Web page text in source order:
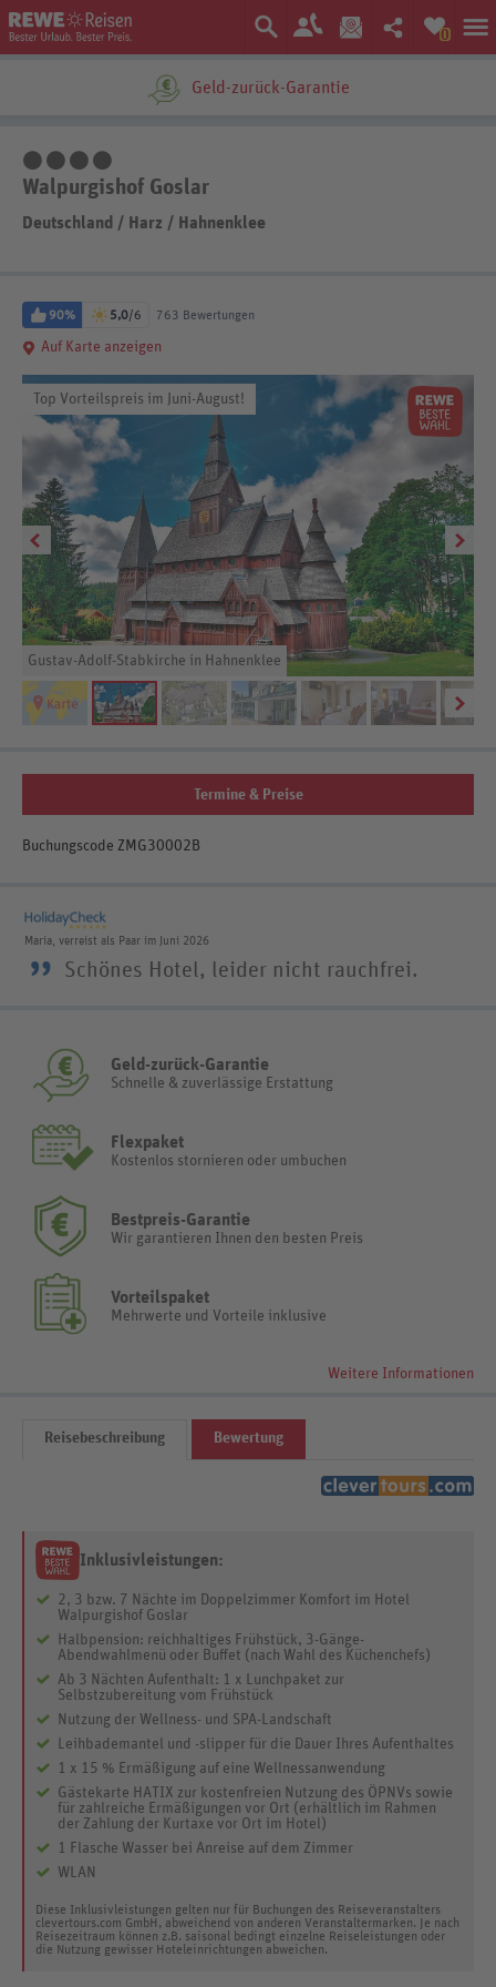
0
Geld-zurück-Garantie
Ein Unternehmen der
Walpurgishof Goslar
Deutschland / Harz / Hahnenklee
90% 5,0/6 763 Bewertungen
Auf Karte anzeigen
Top Vorteilspreis im Juni-August!
Gustav-Adolf-Stabkirche in Hahnenklee
Termine & Preise
Buchungscode ZMG30002B
Maria, verreist als Paar im Juni 2026
” Schönes Hotel, leider nicht rauchfrei.
Geld-zurück-Garantie
Schnelle & zuverlässige Erstattung
Flexpaket
Kostenlos stornieren oder umbuchen
Bestpreis-Garantie
Wir garantieren Ihnen den besten Preis
Vorteilspaket
Mehrwerte und Vorteile inklusive
Weitere Informationen
Reisebeschreibung Bewertung
Inklusivleistungen:
2, 3 bzw. 7 Nächte im Doppelzimmer Komfort im Hotel
Walpurgishof Goslar
Halbpension: reichhaltiges Frühstück, 3-Gänge-
Abendwahlmenü oder Buffet (nach Wahl des Küchenchefs)
Ab 3 Nächten Aufenthalt: 1 x Lunchpaket zur
Selbstzubereitung vom Frühstück
Nutzung der Wellness- und SPA-Landschaft
Leihbademantel und -slipper für die Dauer Ihres Aufenthaltes
1 x 15 % Ermäßigung auf eine Wellnessanwendung
Gästekarte HATIX zur kostenfreien Nutzung des ÖPNVs sowie
für zahlreiche Ermäßigungen vor Ort (erhältlich im Rahmen
der Zahlung der Kurtaxe vor Ort im Hotel)
1 Flasche Wasser bei Anreise auf dem Zimmer
WLAN
Diese Inklusivleistungen gelten nur für Buchungen des Reiseveranstalters
clevertours.com GmbH, abweichend von anderen Veranstaltermarken. Je nach
Reisezeitraum können z.B. saisonal bedingt einzelne Reiseleistungen oder
die Nutzung gewisser Hoteleinrichtungen abweichen.